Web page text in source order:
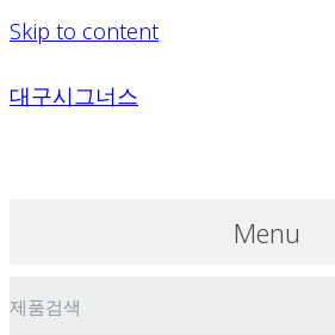
Skip to content
대구시그너스
Menu